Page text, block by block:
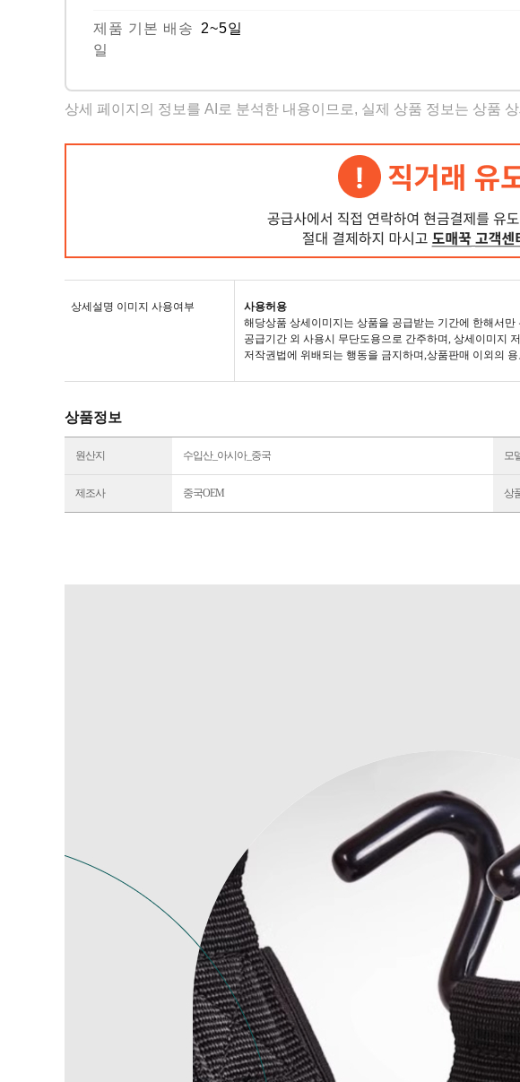
제품 기본 배송
일
2~5일
상세 페이지의 정보를 AI로 분석한 내용이므로, 실제 상품 정보는 상품
상세설명 이미지 사용여부
사용허용
해당상품 상세이미지는 상품을 공급받는 기간에 한해서만
공급기간 외 사용시 무단도용으로 간주하며, 상세이미지
저작권법에 위배되는 행동을 금지하며,상품판매 이외의
상품정보
원산지 수입산_아시아_중국 모
제조사 중국OEM 상